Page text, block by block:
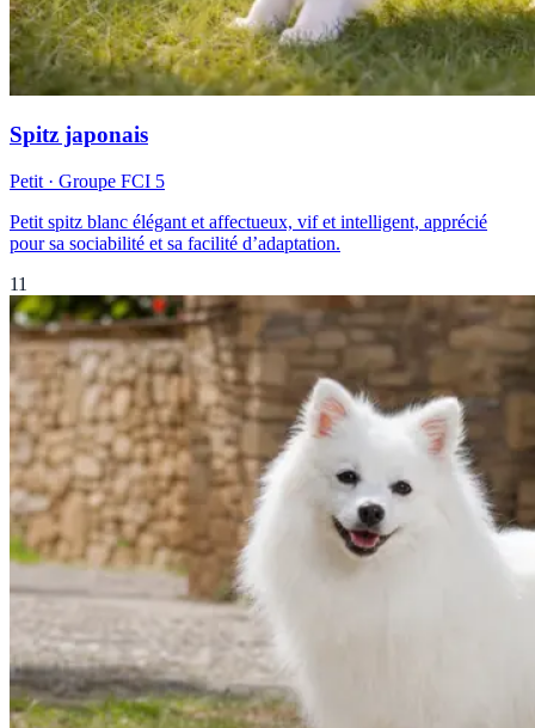
Spitz japonais
Petit · Groupe FCI 5
Petit spitz blanc élégant et affectueux, vif et intelligent, apprécié
pour sa sociabilité et sa facilité d’adaptation.
11